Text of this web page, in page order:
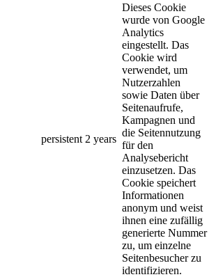
persistent 2 years
Dieses Cookie
wurde von Google
Analytics
eingestellt. Das
Cookie wird
verwendet, um
Nutzerzahlen
sowie Daten über
Seitenaufrufe,
Kampagnen und
die Seitennutzung
für den
Analysebericht
einzusetzen. Das
Cookie speichert
Informationen
anonym und weist
ihnen eine zufällig
generierte Nummer
zu, um einzelne
Seitenbesucher zu
identifizieren.